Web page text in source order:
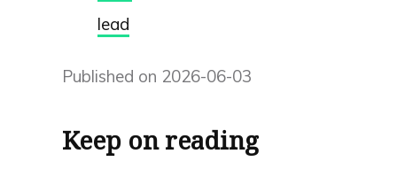
lead
Published on 2026-06-03
Keep on reading